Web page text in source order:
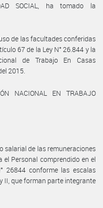
SOCIAL, ha tomado la
de las facultades conferidas
67 de la Ley N° 26.844 y la
de Trabajo En Casas
2015.
NACIONAL EN TRABAJO
salarial de las remuneraciones
Personal comprendido en el
26844 conforme las escalas
II, que forman parte integrante